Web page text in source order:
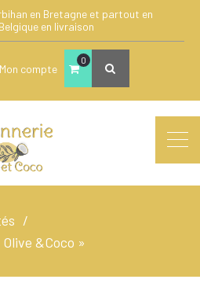
en Bretagne et partout en
en livraison
Mon compte
0
&Coco »